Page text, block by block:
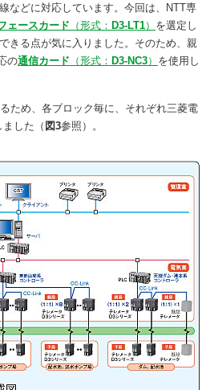
などに対応しています。今回は、NTT専
ェースカード （形式： D3-LT1） を選定し
きる点が気に入りました。そのため、親
の通信カード （形式： D3-NC3） を使用し
ため、各ブロック毎に、それぞれ三菱電
した（ 図3参照）。